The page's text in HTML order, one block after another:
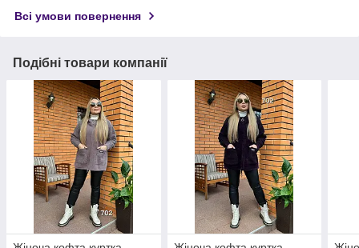
Всі умови повернення
Подібні товари компанії